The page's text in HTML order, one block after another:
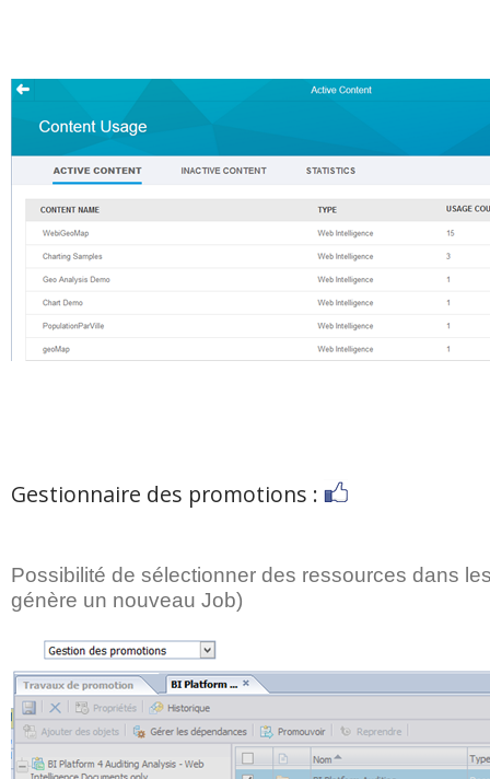
Gestionnaire des promotions :
Possibilité de sélectionner des ressources dans
génère un nouveau Job)